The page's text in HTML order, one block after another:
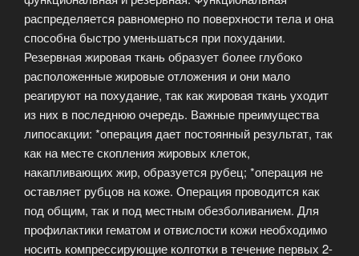
распределяется равномерно по поверхности тела и она
способна быстро уменьшаться при похудании.
Резервная жировая ткань образует более глубоко
расположенные жировые отложения и они мало
реагируют на похудание, так как жировая ткань уходит
из них в последнюю очередь. Важные преимущества
липосакции: *операция дает постоянный результат, так
как на месте скопления жировых клеток,
накапливающих жир, образуется рубец; *операция не
оставляет рубцов на коже. Операция проводится как
под общим, так и под местным обезболиванием. Для
профилактики гематом и отвислости кожи необходимо
носить компрессирующие колготки в течение первых 2-